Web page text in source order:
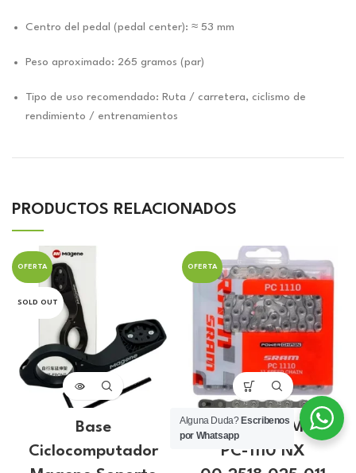
Centro del pedal (pedal center): ≈ 53 mm
Peso aproximado: 265 gramos (par)
Tipo de uso recomendado: Ruta / carretera, ciclismo de
rendimiento / entrenamientos
PRODUCTOS RELACIONADOS
OFERTA
SOLD OUT
Base
Ciclocomputador
OFERTA
Cadena SRAM 11V
PC-1110 NX
Alguna Duda? Escribenos
por Whatsapp